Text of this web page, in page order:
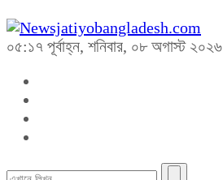
০৫:১৭ পূর্বাহ্ন, শনিবার, ০৮ অগাস্ট ২০২৬